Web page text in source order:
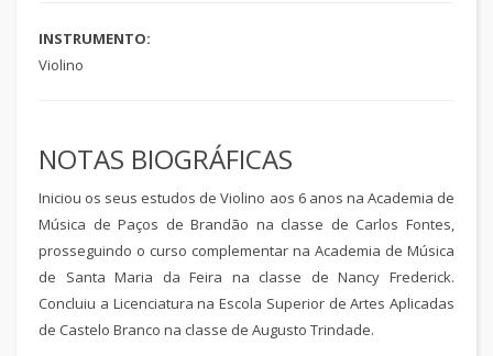
INSTRUMENTO:
Violino
NOTAS BIOGRÁFICAS
Iniciou os seus estudos de Violino aos 6 anos na Academia de
Música de Paços de Brandão na classe de Carlos Fontes,
prosseguindo o curso complementar na Academia de Música
de Santa Maria da Feira na classe de Nancy Frederick.
Concluiu a Licenciatura na Escola Superior de Artes Aplicadas
de Castelo Branco na classe de Augusto Trindade.